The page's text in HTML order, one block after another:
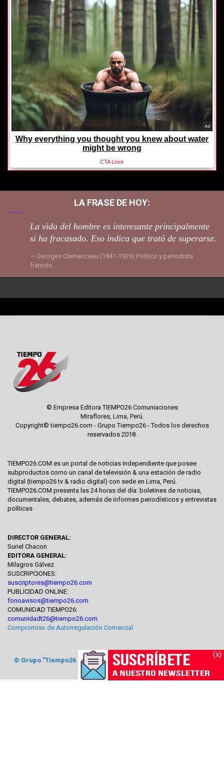
LA FRASE DE HOY:
La vida del hombre es interesante principalmente
si ha fracasado. Eso indica que trató de superarse.
Georges Clemenceau (1841-1929) Político y periodista
francés.
(x)
© Empresa Editora TIEMPO26 Comuniaciones
Miraflores, Lima, Perú.
Copyright© tiempo26.com - Grupo Tiempo26 - Todos los derechos
reservados 2018.
TIEMPO26.COM es un portal de noticias independiente que posee
subproductos como un canal de televisión & una estación de radio
digital (tiempo26 tv & radio digital) con sede en Lima, Perú.
TIEMPO26.COM presenta las 24 horas del día: boletines de noticias,
documentales, debates, además de informes periodísticos y entrevistas
políticas
DIRECTOR GENERAL:
Suriel Chacon
EDITORA GENERAL:
Milagros Gálvez
SUSCRIPCIONES:
suscriptores@tiempo26.com
PUBLICIDAD ONLINE:
fonoavisos@tiempo26.com
COMUNIDAD TIEMPO26:
comunidadt26@tiempo26.com
Compromiso de Autorregulación Comercial
© Grupo "Tiempo26 Comunicaciones"2017. Todos los derechos
reservados.